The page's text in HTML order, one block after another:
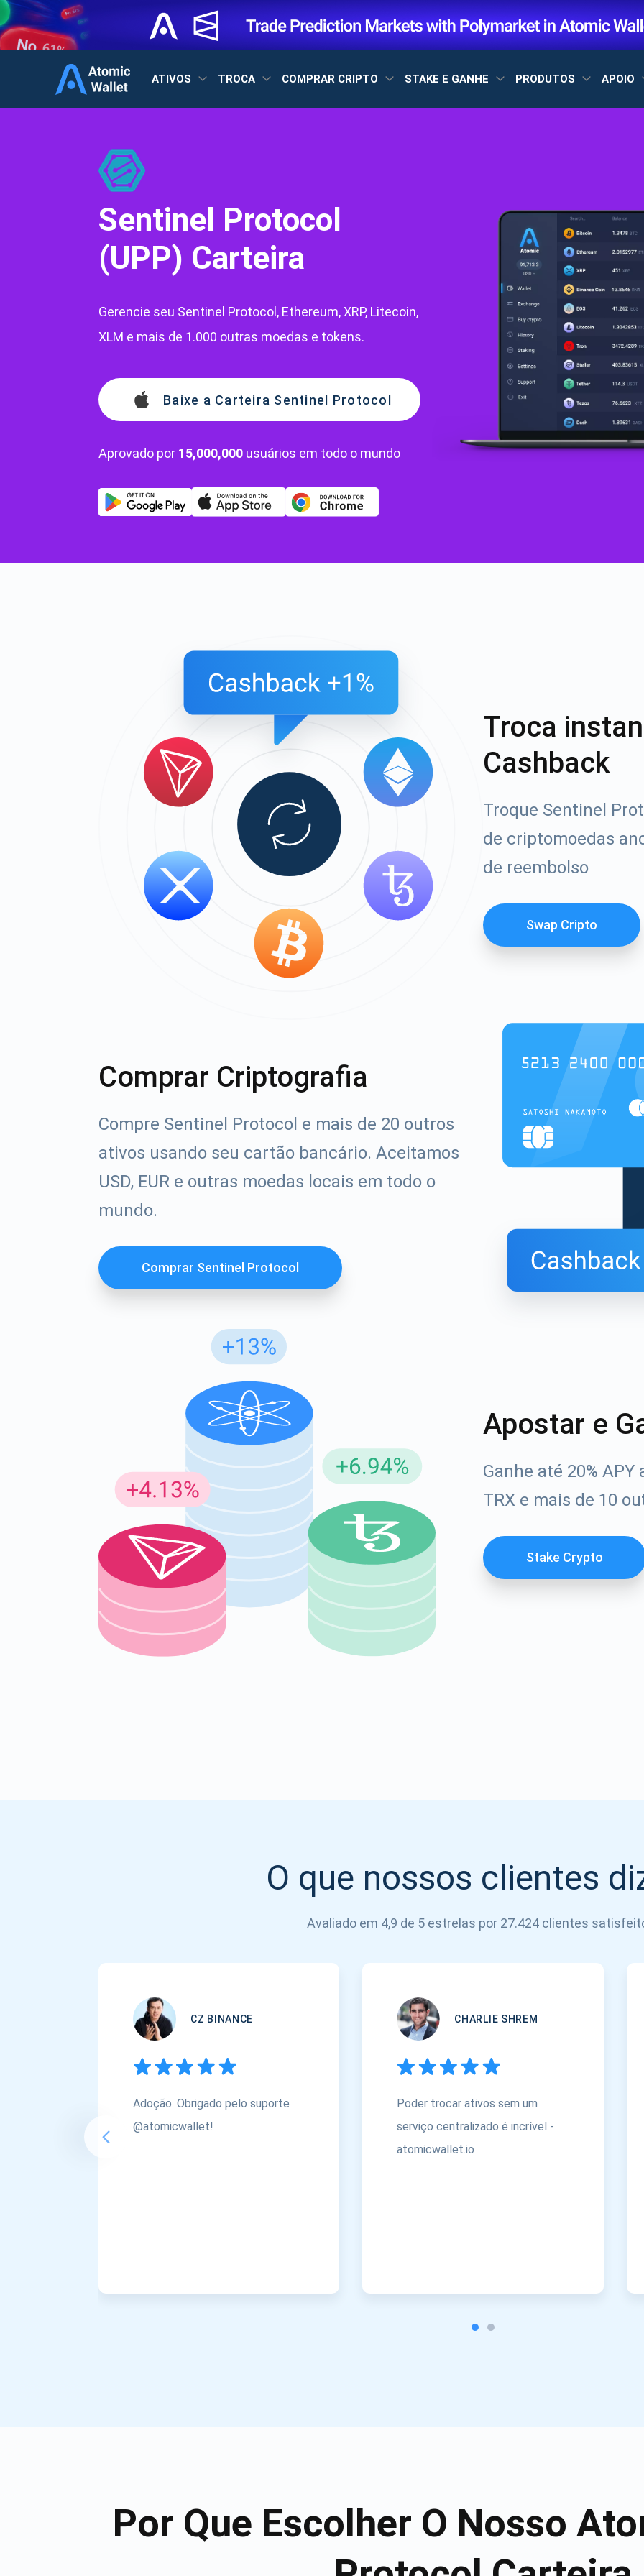
ATIVOS TROCA COMPRAR CRIPTO STAKE E GANHE PRODUTOS APOIO
Sentinel Protocol
(UPP) Carteira
Gerencie seu Sentinel Protocol, Ethereum, XRP, Litecoin,
XLM e mais de 1.000 outras moedas e tokens.
Baixe a Carteira Sentinel Protocol
Aprovado por 15,000,000 usuários em todo o mundo
Troca
Cashback
Troque Sentinel
de criptomoedas
de reembolso
Swap Cripto
Comprar Criptografia
Compre Sentinel Protocol e mais de 20 outros
ativos usando seu cartão bancário. Aceitamos
USD, EUR e outras moedas locais em todo o
mundo.
Comprar Sentinel Protocol
Apostar e
Ganhe até 20% APY
TRX e mais de 10
Stake Crypto
O que nossos clientes
Avaliado em 4,9 de 5 estrelas por 27.424 clientes
CZ BINANCE
Adoção. Obrigado pelo suporte
@atomicwallet!
CHARLIE SHREM
Poder trocar ativos sem um
serviço centralizado é incrível -
atomicwallet.io
Por Que Escolher O Nosso
1000.000
support@atomicwallet.io
Inscreva-se para atualizações
Seja o primeiro a receber as últimas atualizações do projeto e
criptografia